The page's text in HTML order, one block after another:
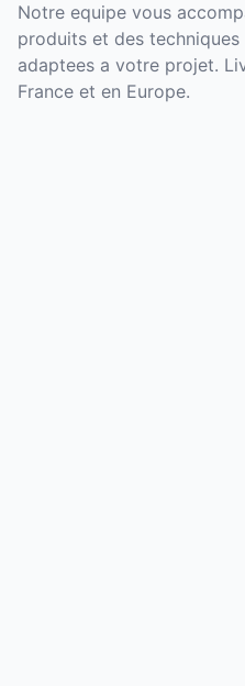
Notre equipe vous
produits et des
adaptees a votre projet.
France et en Europe.